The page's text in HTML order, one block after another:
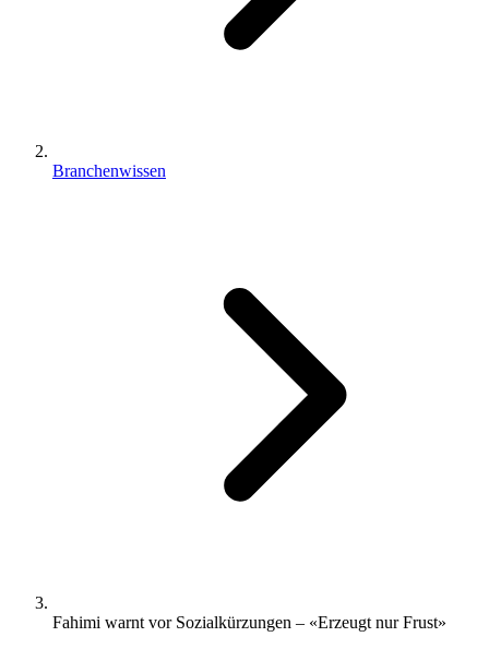
Branchenwissen
Fahimi warnt vor Sozialkürzungen – «Erzeugt nur Frust»